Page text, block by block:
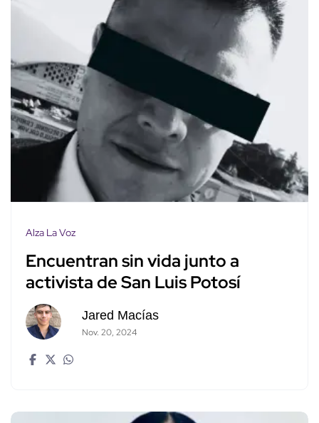
Alza La Voz
Encuentran sin vida junto a
activista de San Luis Potosí
Jared Macías
Nov. 20, 2024